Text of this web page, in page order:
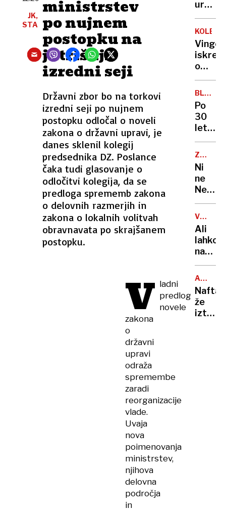
ministrstev
po nujnem
postopku na
jutrišnji
izredni seji
Državni zbor bo na torkovi
izredni seji po nujnem
postopku odločal o noveli
zakona o državni upravi, je
danes sklenil kolegij
predsednika DZ. Poslance
čaka tudi glasovanje o
odločitvi kolegija, da se
predloga sprememb zakona
o delovnih razmerjih in
zakona o lokalnih volitvah
obravnavata po skrajšanem
postopku.
JK,
STA
V ladni
predlog
novele
zakona
o
državni
upravi
odraža
spremembe
zaradi
reorganizacije
vlade.
Uvaja
nova
poimenovanja
ministrstev,
njihova
delovna
področja
in
v
jih
pot
do
službe
ur
ponoči
otroka
in
grozil
z
o
»Ne
morem
storiti
več«
Lahko
bi
šel
tudi
na
PARK
Po
30
letih
v
Kranju
eden
parkov
ZA
Ni
ne
ne
Češka:
kdo
je
piva?
NEDA
Ali
lahko
na
bloka
na
žaru?
MORJE
Nafta
že
izteka: